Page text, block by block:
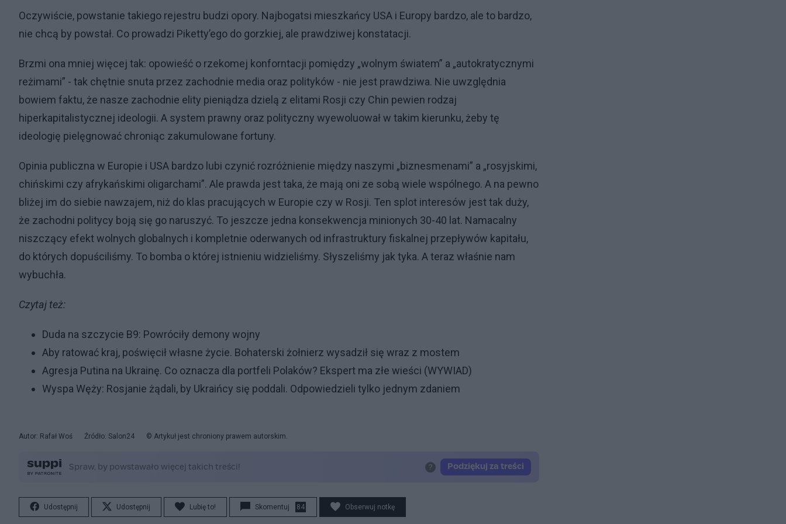
Oczywiście, powstanie takiego rejestru budzi opory. Najbogatsi mieszkańcy USA i Europy bardzo, ale to bardzo,
nie chcą by powstał. Co prowadzi Piketty’ego do gorzkiej, ale prawdziwej konstatacji.
Brzmi ona mniej więcej tak: opowieść o rzekomej konforntacji pomiędzy „wolnym światem” a „autokratycznymi
reżimami” - tak chętnie snuta przez zachodnie media oraz polityków - nie jest prawdziwa. Nie uwzględnia
bowiem faktu, że nasze zachodnie elity pieniądza dzielą z elitami Rosji czy Chin pewien rodzaj
hiperkapitalistycznej ideologii. A system prawny oraz polityczny wyewoluował w takim kierunku, żeby tę
ideologię pielęgnować chroniąc zakumulowane fortuny.
Opinia publiczna w Europie i USA bardzo lubi czynić rozróżnienie między naszymi „biznesmenami” a „rosyjskimi,
chińskimi czy afrykańskimi oligarchami”. Ale prawda jest taka, że mają oni ze sobą wiele wspólnego. A na pewno
bliżej im do siebie nawzajem, niż do klas pracujących w Europie czy w Rosji. Ten splot interesów jest tak duży,
że zachodni politycy boją się go naruszyć. To jeszcze jedna konsekwencja minionych 30-40 lat. Namacalny
niszczący efekt wolnych globalnych i kompletnie oderwanych od infrastruktury fiskalnej przepływów kapitału,
do których dopuściliśmy. To bomba o której istnieniu widzieliśmy. Słyszeliśmy jak tyka. A teraz właśnie nam
wybuchła.
Czytaj też:
Duda na szczycie B9: Powróciły demony wojny
Aby ratować kraj, poświęcił własne życie. Bohaterski żołnierz wysadził się wraz z mostem
Agresja Putina na Ukrainę. Co oznacza dla portfeli Polaków? Ekspert ma złe wieści (WYWIAD)
Wyspa Węży: Rosjanie żądali, by Ukraińcy się poddali. Odpowiedzieli tylko jednym zdaniem
Autor: Rafał Woś Źródło: Salon24 © Artykuł jest chroniony prawem autorskim.
Udostępnij Udostępnij Lubię to! Skomentuj 84 Obserwuj notkę